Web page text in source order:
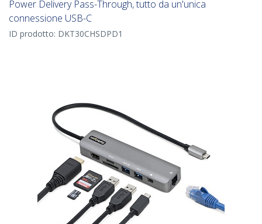
Power Delivery Pass-Through, tutto da un'unica
connessione USB-C
ID prodotto: DKT30CHSDPD1